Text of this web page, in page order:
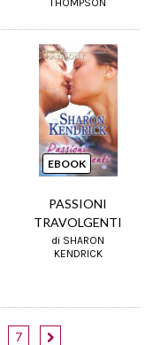
THOMPSON
EBOOK
PASSIONI
TRAVOLGENTI
di SHARON
KENDRICK
7